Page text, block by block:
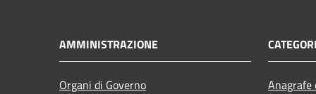
AMMINISTRAZIONE
Organi di Governo